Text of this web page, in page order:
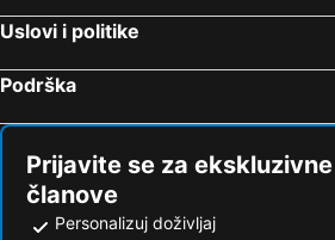
Vatra Dornei Bai
Dacia
Uslovi i politike
Podrška
Prijavite se za
članove
Personalizuj doživljaj